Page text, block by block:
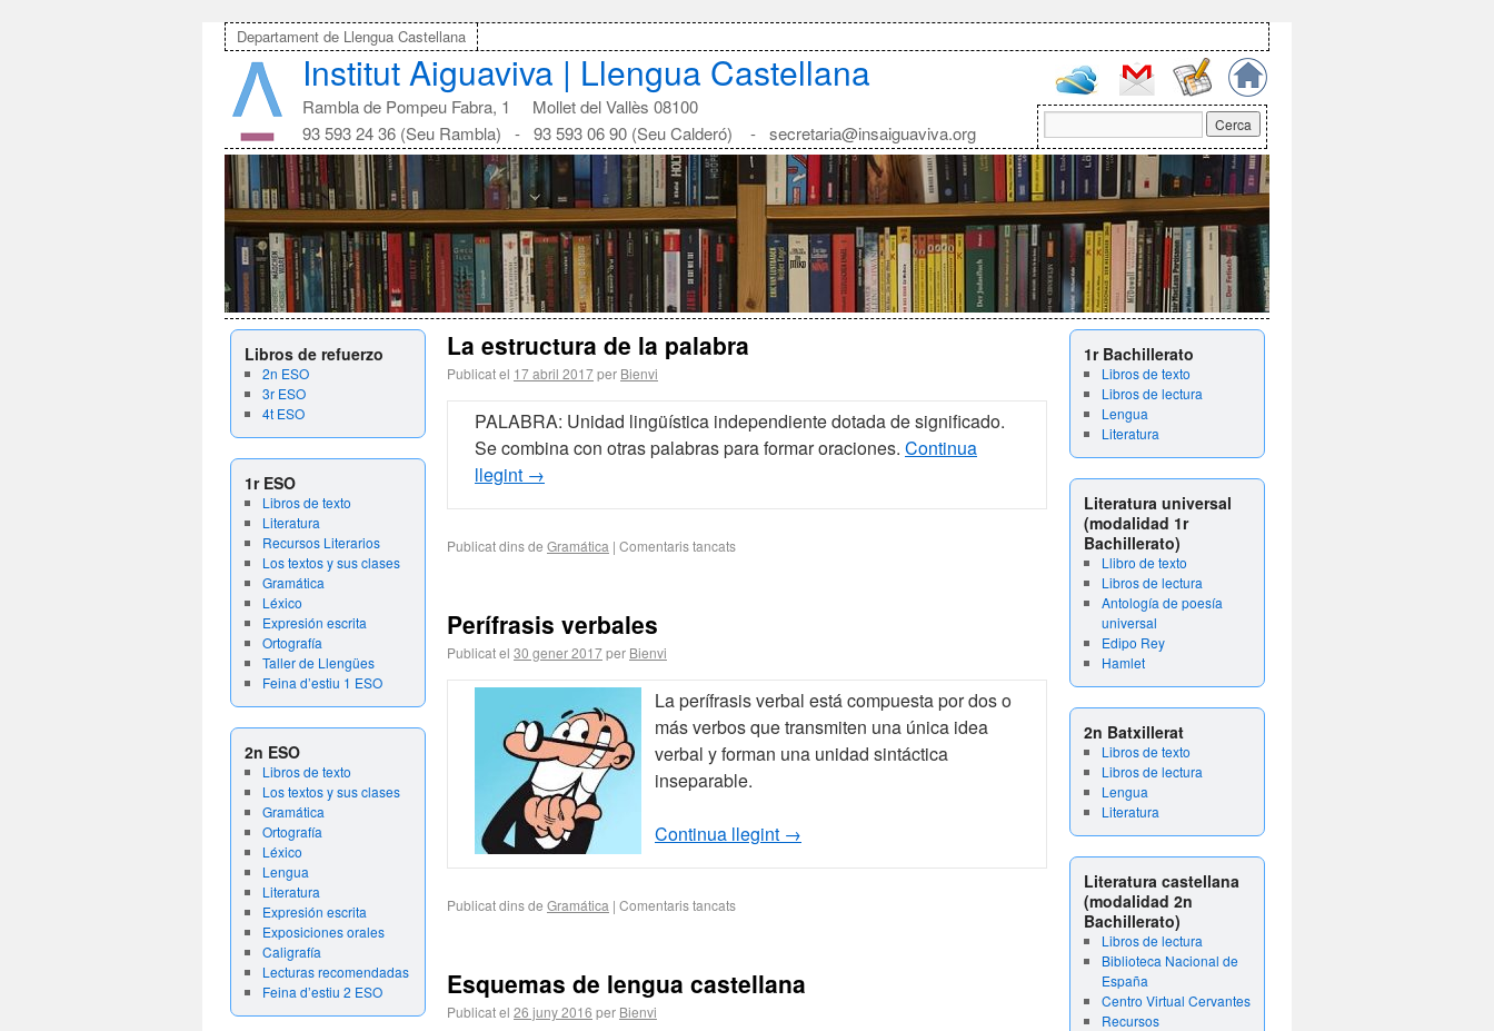
Departament de Llengua Castellana
Institut Aiguaviva | Llengua Castellana
Rambla de Pompeu Fabra, 1 Mollet del Vallès 08100
93 593 24 36 (Seu Rambla) - 93 593 06 90 (Seu Calderó) - secretaria@insaiguaviva.org
Libros de refuerzo
2n ESO
3r ESO
4t ESO
1r ESO
Libros de texto
Literatura
Recursos Literarios
Los textos y sus clases
Gramática
Léxico
Expresión escrita
Ortografía
Taller de Llengües
Feina d’estiu 1 ESO
2n ESO
Libros de texto
Los textos y sus clases
Gramática
Ortografía
Léxico
Lengua
Literatura
Expresión escrita
Exposiciones orales
Caligrafía
Lecturas recomendadas
Feina d’estiu 2 ESO
1r Bachillerato
Libros de texto
Libros de lectura
Lengua
Literatura
Literatura universal
(modalidad 1r
Bachillerato)
Llibro de texto
Libros de lectura
Antología de poesía
universal
Edipo Rey
Hamlet
2n Batxillerat
Libros de texto
Libros de lectura
Lengua
Literatura
Literatura castellana
(modalidad 2n
Bachillerato)
Libros de lectura
Biblioteca Nacional de
España
Centro Virtual Cervantes
Recursos
La estructura de la palabra
Publicat el 17 abril 2017per Bienvi
PALABRA: Unidad lingüística independiente dotada de significado.
Se combina con otras palabras para formar oraciones. Continua
llegint →
Publicat dins de Gramática | Comentaris tancats
Perífrasis verbales
Publicat el 30 gener 2017per Bienvi
La perífrasis verbal está compuesta por dos o
más verbos que transmiten una única idea
verbal y forman una unidad sintáctica
inseparable.
Continua llegint →
Publicat dins de Gramática | Comentaris tancats
Esquemas de lengua castellana
Publicat el 26 juny 2016 per Bienvi